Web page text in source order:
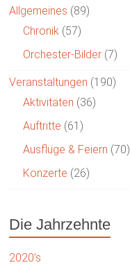
Allgemeines (89)
Chronik (57)
Orchester-Bilder (7)
Veranstaltungen (190)
Aktivitäten (36)
Auftritte (61)
Ausflüge & Feiern (70)
Konzerte (26)
Die Jahrzehnte
2020’s